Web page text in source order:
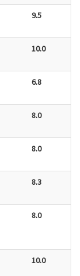
9.5
10.0
6.8
8.0
8.0
8.3
8.0
10.0